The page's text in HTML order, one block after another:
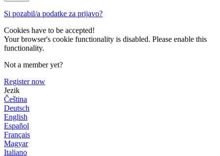
Si pozabil/a podatke za prijavo?
Cookies have to be accepted!
Your browser's cookie functionality is disabled. Please enable this
functionality.
Not a member yet?
Register now
Jezik
Čeština
Deutsch
English
Español
Français
Magyar
Italiano